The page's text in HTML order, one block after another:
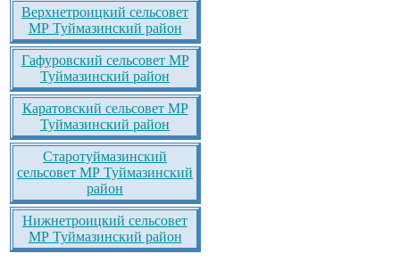
Верхнетроицкий сельсовет
МР Туймазинский район
Гафуровский сельсовет МР
Туймазинский район
Каратовский сельсовет МР
Туймазинский район
Старотуймазинский
сельсовет МР Туймазинский
район
Нижнетроицкий сельсовет
МР Туймазинский район